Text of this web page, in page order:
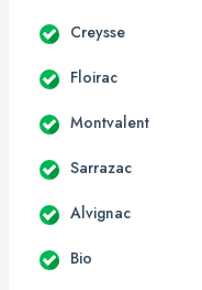
Creysse
Floirac
Montvalent
Sarrazac
Alvignac
Bio